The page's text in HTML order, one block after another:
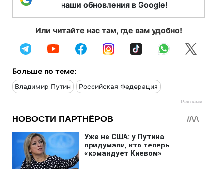
наши обновления в Google!
Или читайте нас там, где вам удобно!
Больше по теме:
Владимир Путин Российская Федерация